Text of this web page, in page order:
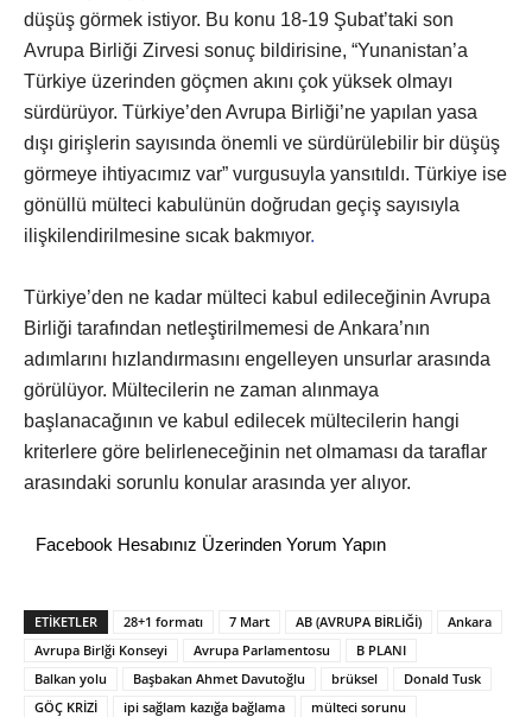
düşüş görmek istiyor. Bu konu 18-19 Şubat’taki son
Avrupa Birliği Zirvesi sonuç bildirisine, “Yunanistan’a
Türkiye üzerinden göçmen akını çok yüksek olmayı
sürdürüyor. Türkiye’den Avrupa Birliği’ne yapılan yasa
dışı girişlerin sayısında önemli ve sürdürülebilir bir düşüş
görmeye ihtiyacımız var” vurgusuyla yansıtıldı. Türkiye ise
gönüllü mülteci kabulünün doğrudan geçiş sayısıyla
ilişkilendirilmesine sıcak bakmıyor.
Türkiye’den ne kadar mülteci kabul edileceğinin Avrupa
Birliği tarafından netleştirilmemesi de Ankara’nın
adımlarını hızlandırmasını engelleyen unsurlar arasında
görülüyor. Mültecilerin ne zaman alınmaya
başlanacağının ve kabul edilecek mültecilerin hangi
kriterlere göre belirleneceğinin net olmaması da taraflar
arasındaki sorunlu konular arasında yer alıyor.
Facebook Hesabınız Üzerinden Yorum Yapın
ETİKETLER 28+1 formatı 7 Mart AB (AVRUPA BİRLİĞİ)
Ankara
Avrupa Birlği Konseyi
Avrupa Parlamentosu
B PLANI
Balkan yolu
Başbakan Ahmet Davutoğlu brüksel
Donald Tusk
GÖÇ KRİZİ
ipi sağlam kazığa bağlama mülteci sorunu